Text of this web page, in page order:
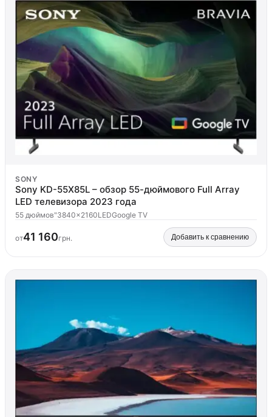
SONY
Sony KD-55X85L – обзор 55-дюймового Full Array
LED телевизора 2023 года
55 дюймов"3840x2160LEDGoogle TV
от41 160грн. Добавить к сравнению